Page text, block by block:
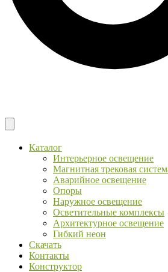
Каталог
Интерьерное освещение
Магнитная трековая
Аварийное освещение
Опоры
Наружное освещение
Осветительные комплексы
Архитектурное освещение
Гибкий неон
Скачать
Контакты
Конструктор